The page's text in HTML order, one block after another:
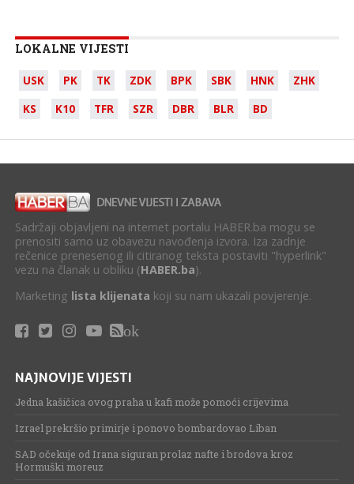
LOKALNE VIJESTI
USK PK TK ZDK BPK SBK HNK
ZHK
KS
K10 TFR SZR DBR BLR BD
Sadržaji objavljeni na internet portalu HABER.ba mogu se
prenositi samo uz obavezu navođenja izvora. Iza zadnje
rečenice prenesenog ili citiranog teksta postaviti "hyperlink"
vezu na članak u obliku (HABER.ba).
Marketing lista klijenata koji su nam ukazali povjerenje.
ok
NAJNOVIJE VIJESTI
Jedna kašičica ovog praha u kafi može pomoći crijevima
Izrael prekršio primirje i ponovo bombardovao Liban
SAD očekuje od Irana siguran prolaz nafte i brodova kroz
Hormuški moreuz